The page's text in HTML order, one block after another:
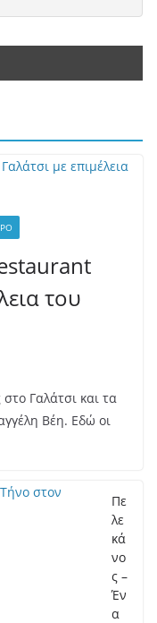
του
Γαλάτσι και τα
Βέη. Εδώ οι
Πε
λε
κά
νο
ς –
Έν
α